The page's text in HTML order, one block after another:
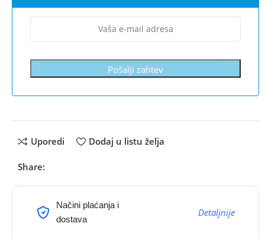
Pošalji zahtev
Uporedi Dodaj u listu želja
Share:
Načini plaćanja i
dostava
Detaljnije